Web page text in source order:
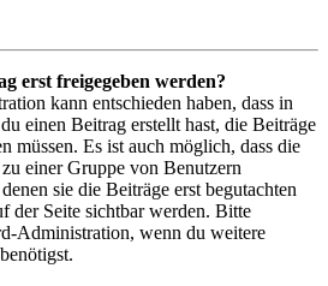
erst freigegeben werden?
kann entschieden haben, dass in
einen Beitrag erstellt hast, die Beiträge
müssen. Es ist auch möglich, dass die
einer Gruppe von Benutzern
sie die Beiträge erst begutachten
der Seite sichtbar werden. Bitte
Administration, wenn du weitere